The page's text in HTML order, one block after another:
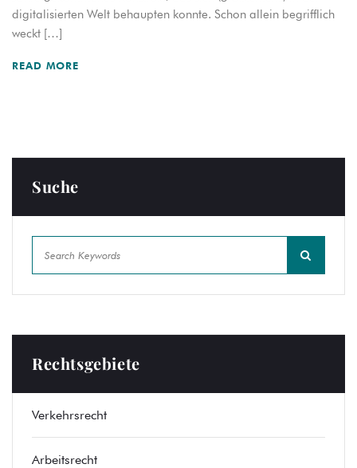
digitalisierten Welt behaupten konnte. Schon allein begrifflich
weckt […]
READ MORE
Suche
Rechtsgebiete
Verkehrsrecht
Arbeitsrecht